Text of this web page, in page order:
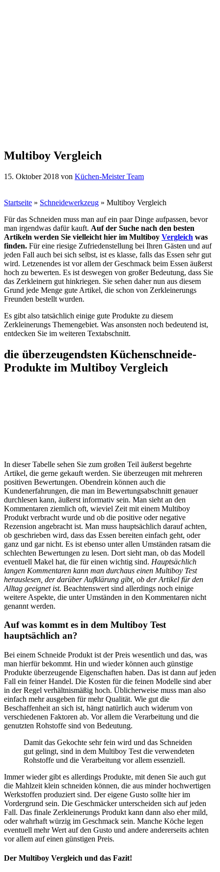
Multiboy Vergleich
15. Oktober 2018 von Küchen-Meister Team
Startseite » Schneidewerkzeug » Multiboy Vergleich
Für das Schneiden muss man auf ein paar Dinge aufpassen, bevor
man irgendwas dafür kauft. Auf der Suche nach den besten
Artikeln werden Sie vielleicht hier im Multiboy Vergleich was
finden. Für eine riesige Zufriedenstellung bei Ihren Gästen und auf
jeden Fall auch bei sich selbst, ist es klasse, falls das Essen sehr gut
wird. Letzenendes ist vor allem der Geschmack beim Essen äußerst
hoch zu bewerten. Es ist deswegen von großer Bedeutung, dass Sie
das Zerkleinern gut hinkriegen. Sie sehen daher nun aus diesem
Grund jede Menge gute Artikel, die schon von Zerkleinerungs
Freunden bestellt wurden.
Es gibt also tatsächlich einige gute Produkte zu diesem
Zerkleinerungs Themengebiet. Was ansonsten noch bedeutend ist,
entdecken Sie im weiteren Textabschnitt.
die überzeugendsten Küchenschneide-
Produkte im Multiboy Vergleich
In dieser Tabelle sehen Sie zum großen Teil äußerst begehrte
Artikel, die gerne gekauft werden. Sie überzeugen mit mehreren
positiven Bewertungen. Obendrein können auch die
Kundenerfahrungen, die man im Bewertungsabschnitt genauer
durchlesen kann, äußerst informativ sein. Man sieht an den
Kommentaren ziemlich oft, wieviel Zeit mit einem Multiboy
Produkt verbracht wurde und ob die positive oder negative
Rezension angebracht ist. Man muss hauptsächlich darauf achten,
ob geschrieben wird, dass das Essen bereiten einfach geht, oder
ganz und gar nicht. Es ist ebenso unter allen Umständen ratsam die
schlechten Bewertungen zu lesen. Dort sieht man, ob das Modell
eventuell Makel hat, die für einen wichtig sind. Hauptsächlich
langen Kommentaren kann man durchaus einen Multiboy Test
herauslesen, der darüber Aufklärung gibt, ob der Artikel für den
Alltag geeignet ist. Beachtenswert sind allerdings noch einige
weitere Aspekte, die unter Umständen in den Kommentaren nicht
genannt werden.
Auf was kommt es in dem Multiboy Test
hauptsächlich an?
Bei einem Schneide Produkt ist der Preis wesentlich und das, was
man hierfür bekommt. Hin und wieder können auch günstige
Produkte überzeugende Eigenschaften haben. Das ist dann auf jeden
Fall ein feiner Handel. Die Kosten für die feinen Modelle sind aber
in der Regel verhältnismäßig hoch. Üblicherweise muss man also
einfach mehr ausgeben für mehr Qualität. Wie gut die
Beschaffenheit an sich ist, hängt natürlich auch widerum von
verschiedenen Faktoren ab. Vor allem die Verarbeitung und die
genutzten Rohstoffe sind von Bedeutung.
Damit das Gekochte sehr fein wird und das Schneiden
gut gelingt, sind in dem Multiboy Test die verwendeten
Rohstoffe und die Verarbeitung vor allem essenziell.
Immer wieder gibt es allerdings Produkte, mit denen Sie auch gut
die Mahlzeit klein schneiden können, die aus minder hochwertigen
Werkstoffen produziert sind. Der eigene Gusto sollte hier im
Vordergrund sein. Die Geschmäcker unterscheiden sich auf jeden
Fall. Das finale Zerkleinerungs Produkt kann dann also eher mild,
oder wahrhaft würzig im Geschmack sein. Manche Köche legen
eventuell mehr Wert auf den Gusto und andere andererseits achten
vor allem auf einen günstigen Preis.
Der Multiboy Vergleich und das Fazit!